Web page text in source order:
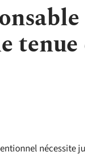
nécessite